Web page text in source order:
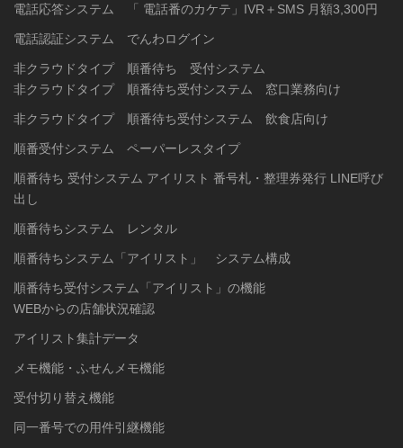
電話応答システム 「 電話番のカケテ」IVR＋SMS 月額3,300円
電話認証システム でんわログイン
非クラウドタイプ 順番待ち 受付システム
非クラウドタイプ 順番待ち受付システム 窓口業務向け
非クラウドタイプ 順番待ち受付システム 飲食店向け
順番受付システム ペーパーレスタイプ
順番待ち 受付システム アイリスト 番号札・整理券発行 LINE呼び
出し
順番待ちシステム レンタル
順番待ちシステム「アイリスト」 システム構成
順番待ち受付システム「アイリスト」の機能
WEBからの店舗状況確認
アイリスト集計データ
メモ機能・ふせんメモ機能
受付切り替え機能
同一番号での用件引継機能